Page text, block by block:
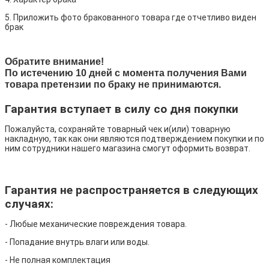
5. Приложить фото бракованного товара где отчетливо виден
брак
Обратите внимание!
По истечению 10 дней с момента получения Вами
товара претензии по браку не принимаются.
Гарантия вступает в силу со дня покупки
Пожалуйста, сохраняйте товарный чек и(или) товарную
накладную, так как они являются подтверждением покупки и по
ним сотрудники нашего магазина смогут оформить возврат.
Гарантия не распространяется в следующих
случаях:
- Любые механические повреждения товара.
- Попадание внутрь влаги или воды.
- Не полная комплектация